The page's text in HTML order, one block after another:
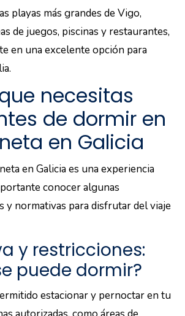
playas más grandes de Vigo,
de juegos, piscinas y restaurantes,
en una excelente opción para
necesitas
de dormir en
en Galicia
en Galicia es una experiencia
conocer algunas
y normativas para disfrutar del viaje
y restricciones:
puede dormir?
estacionar y pernoctar en tu